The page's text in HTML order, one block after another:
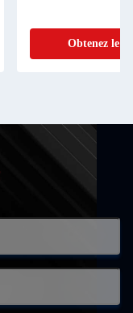
Obtenez le